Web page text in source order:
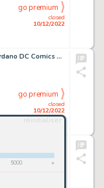
réinitialiser
5000 +
closed
10/12/2022
go premium
Rich Buckler and Dick Giordano DC Comics Presents #34 Story Page 20 Hoppy the Marvel Bunny Original Art (DC, 1981)...
closed
10/12/2022
go premium